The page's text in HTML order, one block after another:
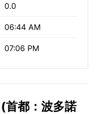
0.0
06:44 AM
07:06 PM
首都：波多諾